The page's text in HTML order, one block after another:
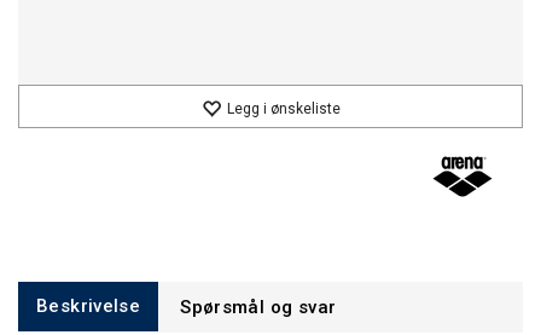
Legg i ønskeliste
Beskrivelse Spørsmål og svar